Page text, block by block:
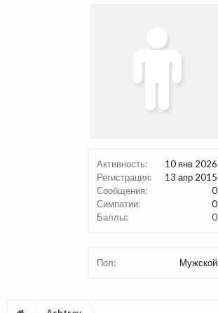
Активность:
10 янв 2026
Регистрация:
13 апр 2015
Сообщения:
0
Симпатии:
0
Баллы:
0
Пол: Мужской